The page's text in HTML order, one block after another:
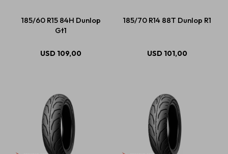
185/60 R15 84H Dunlop
Gt1
USD 109,00
185/70 R14 88T Dunlop R1
USD 101,00
Servicios